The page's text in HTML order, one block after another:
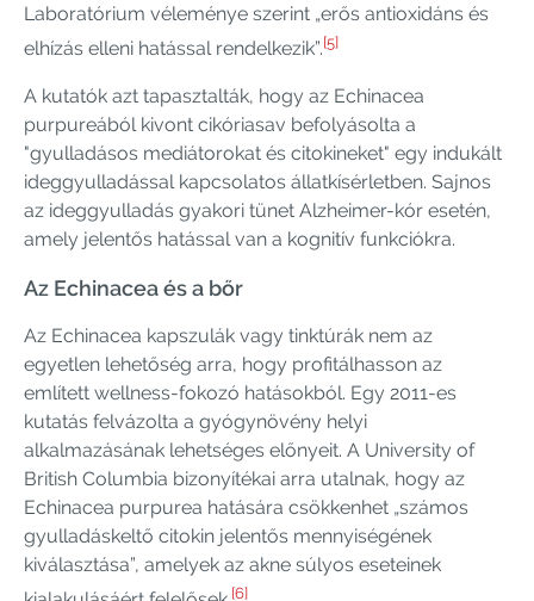
Laboratórium véleménye szerint „erős antioxidáns és
elhízás elleni hatással rendelkezik”.[5]
A kutatók azt tapasztalták, hogy az Echinacea
purpureából kivont cikóriasav befolyásolta a
"gyulladásos mediátorokat és citokineket" egy indukált
ideggyulladással kapcsolatos állatkísérletben. Sajnos
az ideggyulladás gyakori tünet Alzheimer-kór esetén,
amely jelentős hatással van a kognitív funkciókra.
Az Echinacea és a bőr
Az Echinacea kapszulák vagy tinktúrák nem az
egyetlen lehetőség arra, hogy profitálhasson az
említett wellness-fokozó hatásokból. Egy 2011-es
kutatás felvázolta a gyógynövény helyi
alkalmazásának lehetséges előnyeit. A University of
British Columbia bizonyítékai arra utalnak, hogy az
Echinacea purpurea hatására csökkenhet „számos
gyulladáskeltő citokin jelentős mennyiségének
kiválasztása”, amelyek az akne súlyos eseteinek
[6]